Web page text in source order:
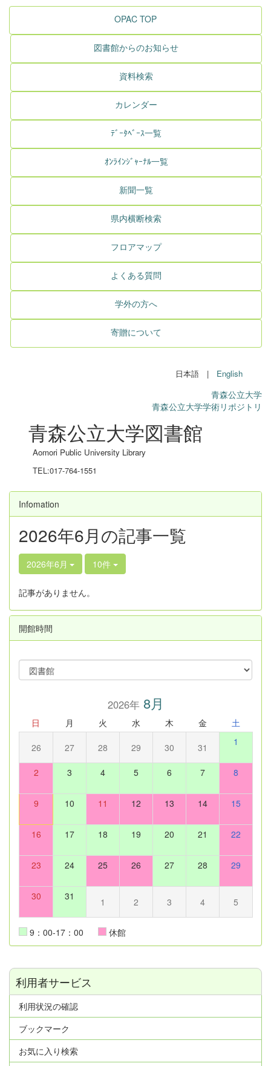
OPAC TOP
図書館からのお知らせ
資料検索
カレンダー
ﾃﾞｰﾀﾍﾞｰｽ一覧
ｵﾝﾗｲﾝｼﾞｬｰﾅﾙ一覧
新聞一覧
県内横断検索
フロアマップ
よくある質問
学外の方へ
寄贈について
日本語 | English
青森公立大学
青森公立大学学術リポジトリ
青森公立大学図書館
Aomori Public University Library
TEL:017-764-1551
Infomation
2026年6月の記事一覧
2026年6月 10件
記事がありません。
開館時間
2026年8月
日 月 火 水 木 金 土
26 27 28 29 30 31 1
2 3 4 5 6 7 8
9 10 11 12 13 14 15
16 17 18 19 20 21 22
23 24 25 26 27 28 29
30 31 1 2 3 4 5
9：00-17：00 休館
利用者サービス
利用状況の確認
ブックマーク
お気に入り検索